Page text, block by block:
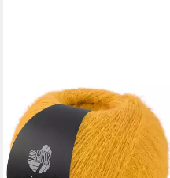
LANA GROSSA
Meilenweit 100 g COSY
SOCKS Häkelwolle, 420 m
(Flauschige Sockenwolle mit
Merinowolle,